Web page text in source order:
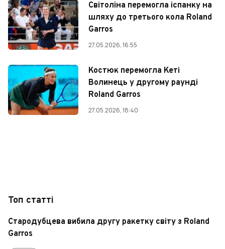
Світоліна перемогла іспанку на
шляху до третього кола Roland
Garros
27.05.2026, 16:55
Костюк перемогла Кеті
Волинець у другому раунді
Roland Garros
27.05.2026, 18:40
Топ статті
Стародубцева вибила другу ракетку світу з Roland
Garros